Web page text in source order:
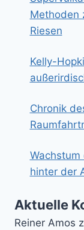
Methoden
Riesen
Kelly-
Chronik
Wachstum
hinter der
Aktuelle
Reiner Amos